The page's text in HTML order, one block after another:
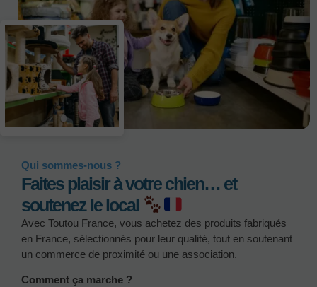
Qui sommes-nous ?
Faites plaisir à votre chien… et
soutenez le local
Avec Toutou France, vous achetez des produits fabriqués
en France, sélectionnés pour leur qualité, tout en soutenant
un commerce de proximité ou une association.
Comment ça marche ?